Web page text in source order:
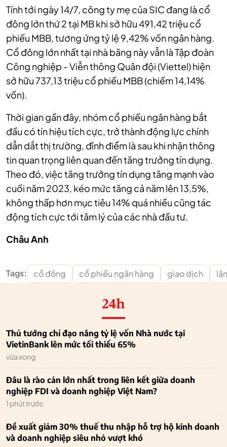
Tính tới ngày 14/7, công ty mẹ của SIC đang là cổ
đông lớn thứ 2 tại MB khi sở hữu 491,42 triệu cổ
phiếu MBB, tương ứng tỷ lệ 9,42% vốn ngân hàng.
Cổ đông lớn nhất tại nhà băng này vẫn là Tập đoàn
Công nghiệp - Viễn thông Quân đội (Viettel) hiện
sở hữu 737,13 triệu cổ phiếu MBB (chiếm 14,14%
vốn).
Thời gian gần đây, nhóm cổ phiếu ngân hàng bắt
đầu có tín hiệu tích cực, trở thành động lực chính
dẫn dắt thị trường, đỉnh điểm là sau khi nhận thông
tin quan trọng liên quan đến tăng trưởng tín dụng.
Theo đó, việc tăng trưởng tín dụng tăng mạnh vào
cuối năm 2023, kéo mức tăng cả năm lên 13,5%,
không thấp hơn mục tiêu 14% quá nhiều cũng tác
động tích cực tới tâm lý của các nhà đầu tư.
Châu Anh
Tags: cổ đông cổ phiếu ngân hàng giao dịch
24h
Thủ tướng chỉ đạo nâng tỷ lệ vốn Nhà nước tại
VietinBank lên mức tối thiểu 65%
vừa xong
Đâu là rào cản lớn nhất trong liên kết giữa doanh
nghiệp FDI và doanh nghiệp Việt Nam?
1 phút trước
Đề xuất giảm 30% thuế thu nhập hỗ trợ hộ kinh doanh
và doanh nghiệp siêu nhỏ vượt khó